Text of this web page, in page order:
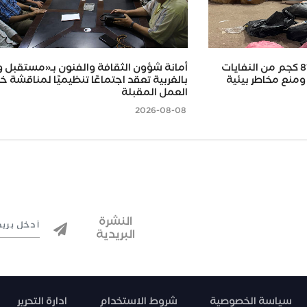
محافظ كفر الشيخ.. ضبط 815 كجم من النفايات
ومنع مخاطر بيئية
أمانة شؤون الثقافة والفنون
بالغربية تعقد اجتماعًا تنظيميًا لمناقشة
العمل المقبلة
النشرة
البريدية
سياسة الخصوصية شروط الاستخدام ادارة التحرير